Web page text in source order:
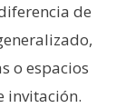
de
o espacios
invitación.